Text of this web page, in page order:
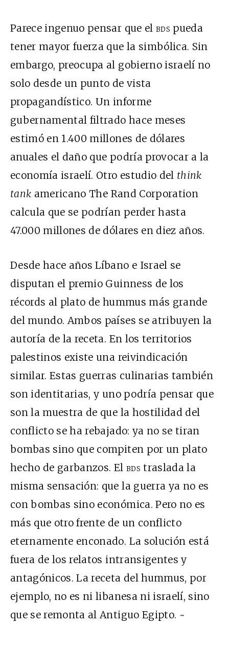
Parece ingenuo pensar que el bds pueda
tener mayor fuerza que la simbólica. Sin
embargo, preocupa al gobierno israelí no
solo desde un punto de vista
propagandístico. Un informe
gubernamental filtrado hace meses
estimó en 1.400 millones de dólares
anuales el daño que podría provocar a la
economía israelí. Otro estudio del think
tank americano The Rand Corporation
calcula que se podrían perder hasta
47.000 millones de dólares en diez años.
Desde hace años Líbano e Israel se
disputan el premio Guinness de los
récords al plato de hummus más grande
del mundo. Ambos países se atribuyen la
autoría de la receta. En los territorios
palestinos existe una reivindicación
similar. Estas guerras culinarias también
son identitarias, y uno podría pensar que
son la muestra de que la hostilidad del
conflicto se ha rebajado: ya no se tiran
bombas sino que compiten por un plato
hecho de garbanzos. El bds traslada la
misma sensación: que la guerra ya no es
con bombas sino económica. Pero no es
más que otro frente de un conflicto
eternamente enconado. La solución está
fuera de los relatos intransigentes y
antagónicos. La receta del hummus, por
ejemplo, no es ni libanesa ni israelí, sino
que se remonta al Antiguo Egipto. ~